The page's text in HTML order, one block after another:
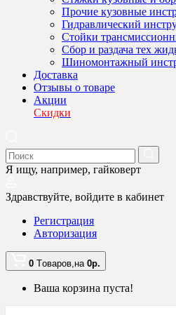
Прочие кузовные
Гидравлический
Стойки
Сбор и раздача тех
Шиномонтажный
Доставка
Отзывы о товаре
Акции
Скидки
Я ищу, например, гайковерт
Здравствуйте, войдите в кабинет
Регистрация
Авторизация
0 Tоваров,на 0р.
Ваша корзина пуста!